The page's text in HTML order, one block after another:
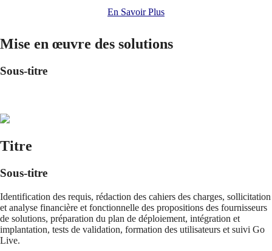
En Savoir Plus
Mise en œuvre des solutions
Sous-titre
Titre
Sous-titre
Identification des requis, rédaction des cahiers des charges, sollicitation
et analyse financière et fonctionnelle des propositions des fournisseurs
de solutions, préparation du plan de déploiement, intégration et
implantation, tests de validation, formation des utilisateurs et suivi Go
Live.